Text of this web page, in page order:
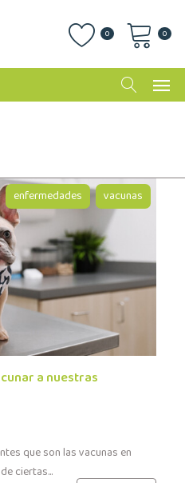
0 0
vacunas
enfermedades
a nuestras
que son las vacunas en
ciertas...